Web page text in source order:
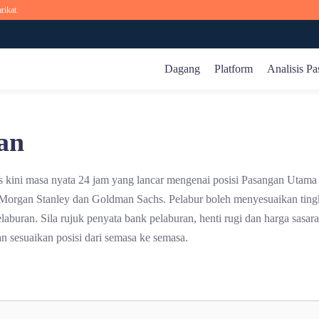
Dagang
Indeks
Saham
Kripto
Platform Analisis
Peluang Pasaran
Produk
Berniaga
Asas
Teknikal
Perlindungan Dana Pelanggan
masa nyata 24 jam yang lancar mengenai posisi Pasangan
Stanley dan Goldman Sachs. Pelabur boleh menyesuaikan
Sila rujuk penyata bank pelaburan, henti rugi dan harga
posisi dari semasa ke semasa.